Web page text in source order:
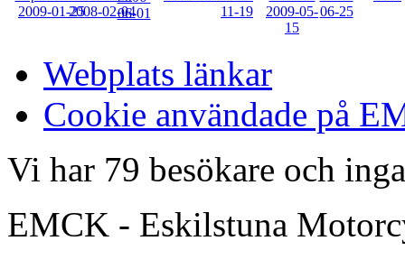
Webplats länkar
Cookie användade på
Vi har 79 besökare och
EMCK - Eskilstuna